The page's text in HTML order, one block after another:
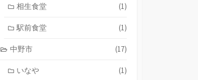
相生食堂 (1)
駅前食堂 (1)
中野市 (17)
いなや (1)